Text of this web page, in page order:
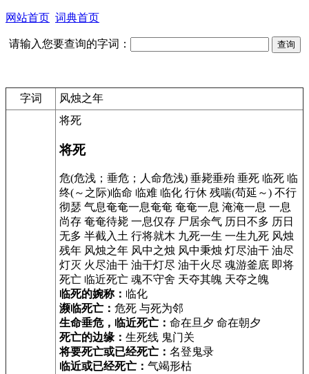
网站首页 词典首页
请输入您要查询的字词：
字词 风烛之年
将死
将死
危(危浅；垂危；人命危浅) 垂毙垂殆 垂死 临死 临
终(～之际)临命 临难 临化 行休 残喘(苟延～) 不行
彻瑟 气息奄奄一息奄奄 奄奄一息 淹淹一息 一息
尚存 奄奄待毙 一息仅存 尸居余气 历日不多 历日
无多 半截入土 行将就木 九死一生 一生九死 风烛
残年 风烛之年 风中之烛 风中秉烛 灯尽油干 油尽
灯灭 火尽油干 油干灯尽 油干火尽 魂游釜底 即将
死亡 临近死亡 魂不守舍 天夺其魄 天夺之魄
临死的婉称： 临化
濒临死亡： 危死 与死为邻
生命垂危，临近死亡： 命在旦夕 命在朝夕
死亡的边缘： 生死线 鬼门关
将要死亡或已经死亡： 名登鬼录
临近或已经死亡： 气竭形枯